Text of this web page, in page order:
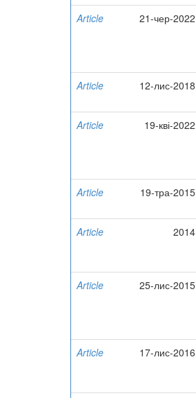
Article 21-чер-2022
Article 12-лис-2018
Article
19-кві-2022
Article 19-тра-2015
Article
2014
Article 25-лис-2015
Article 17-лис-2016